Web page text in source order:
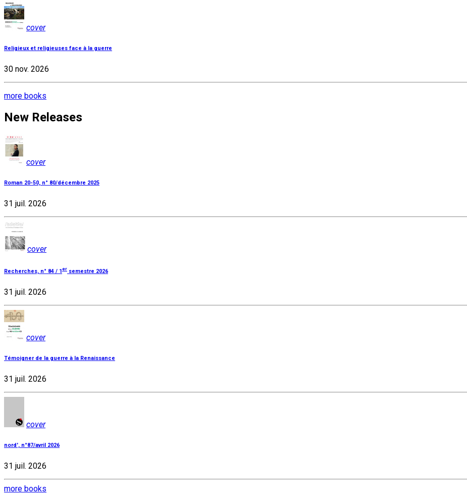
cover
Religieux et religieuses face à la guerre
30 nov. 2026
more books
New Releases
cover
Roman 20-50, n° 80/décembre 2025
31 juil. 2026
cover
Recherches, n° 84 / 1er semestre 2026
31 juil. 2026
cover
Témoigner de la guerre à la Renaissance
31 juil. 2026
cover
nord', n°87/avril 2026
31 juil. 2026
more books